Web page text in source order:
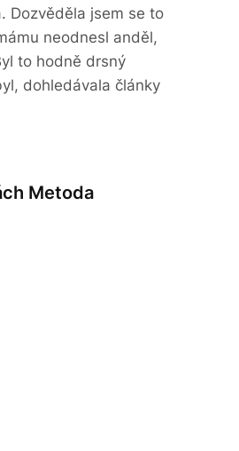
Dozvěděla jsem se to
neodnesl anděl,
to hodně drsný
dohledávala články
Metoda